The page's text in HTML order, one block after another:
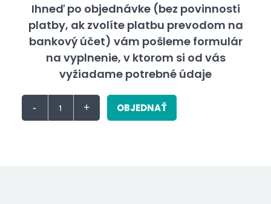
Ihneď po objednávke (bez povinnosti
platby, ak zvolíte platbu prevodom na
bankový účet) vám pošleme formulár
na vyplnenie, v ktorom si od vás
vyžiadame potrebné údaje
OBJEDNAŤ